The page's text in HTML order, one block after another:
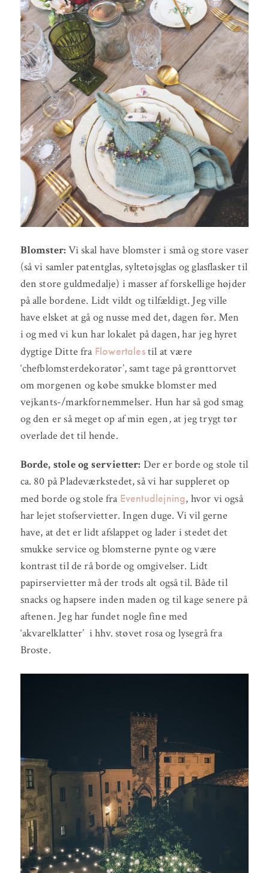
Blomster:Vi skal have blomster i små og store vaser
(så vi samler patentglas, syltetøjsglas og glasflasker til
den store guldmedalje) i masser af forskellige højder
på alle bordene. Lidt vildt og tilfældigt. Jeg ville
have elsket at gå og nusse med det, dagen før. Men
i og med vi kun har lokalet på dagen, har jeg hyret
dygtige Ditte fraFlowertalestil at være
‘chefblomsterdekoratør’, samt tage på grønttorvet
om morgenen og købe smukke blomster med
vejkants-/markfornemmelser. Hun har så god smag
og den er så meget op af min egen, at jeg trygt tør
overlade det til hende.
Borde, stole og servietter: Der er borde og stole til
ca. 80 på Pladeværkstedet, så vi har suppleret op
med borde og stole fra Eventudlejning, hvor vi også
har lejet stofservietter. Ingen duge. Vi vil gerne
have, at det er lidt afslappet og lader i stedet det
smukke service og blomsterne pynte og være
kontrast til de rå borde og omgivelser. Lidt
papirservietter må der trods alt også til. Både til
snacks og hapsere inden maden og til kage senere på
aftenen. Jeg har fundet nogle fine med
‘akvarelklatter’ i hhv. støvet rosa og lysegrå fra
Broste.